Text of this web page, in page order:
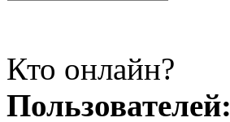
Кто онлайн?
Пользователей: